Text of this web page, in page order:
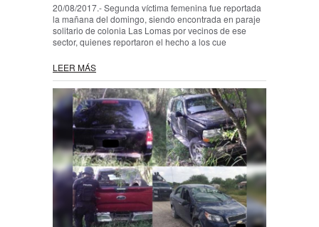
20/08/2017.- Segunda víctima femenina fue reportada
la mañana del domingo, siendo encontrada en paraje
solitario de colonia Las Lomas por vecinos de ese
sector, quienes reportaron el hecho a los cue
LEER MÁS